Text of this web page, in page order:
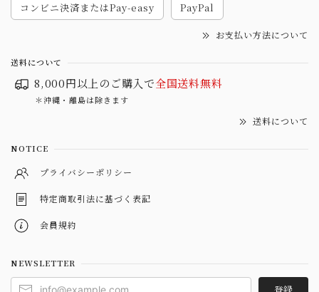
コンビニ決済またはPay-easy PayPal
お支払い方法について
送料について
8,000円以上のご購入で全国送料無料
＊沖縄・離島は除きます
送料について
NOTICE
プライバシーポリシー
特定商取引法に基づく表記
会員規約
NEWSLETTER